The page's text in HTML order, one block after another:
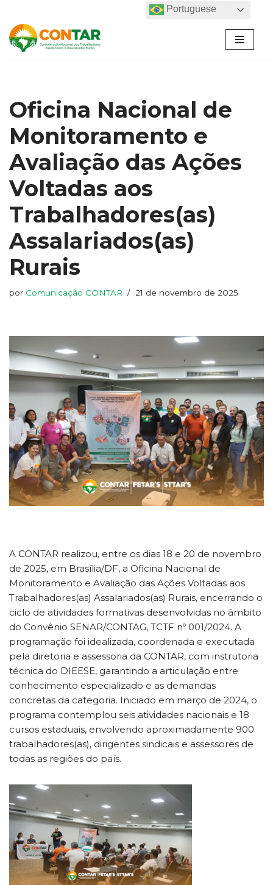
Pular
para
Oficina Nacional de
Monitoramento e
Avaliação das Ações
Voltadas aos
Trabalhadores(as)
Assalariados(as)
Rurais
por Comunicação CONTAR 21 de novembro de 2025
A CONTAR realizou, entre os dias 18 e 20 de novembro
de 2025, em Brasília/DF, a Oficina Nacional de
Monitoramento e Avaliação das Ações Voltadas aos
Trabalhadores(as) Assalariados(as) Rurais, encerrando o
ciclo de atividades formativas desenvolvidas no âmbito
do Convênio SENAR/CONTAG, TCTF nº 001/2024. A
programação foi idealizada, coordenada e executada
pela diretoria e assessoria da CONTAR, com instrutoria
técnica do DIEESE, garantindo a articulação entre
conhecimento especializado e as demandas
concretas da categoria. Iniciado em março de 2024, o
programa contemplou seis atividades nacionais e 18
cursos estaduais, envolvendo aproximadamente 900
trabalhadores(as), dirigentes sindicais e assessores de
todas as regiões do país.
Portuguese